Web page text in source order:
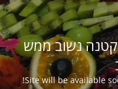
קטנה נשוב ממש
Site will be available